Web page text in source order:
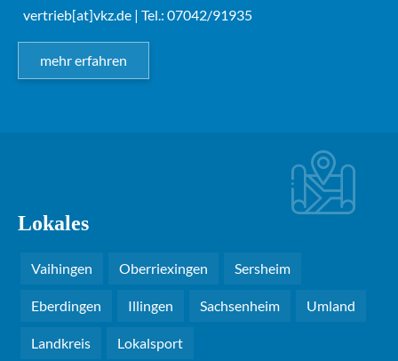
vertrieb[at]vkz.de | Tel.: 07042/91935
mehr erfahren
Lokales
Vaihingen Oberriexingen Sersheim
Eberdingen Illingen Sachsenheim Umland
Landkreis Lokalsport